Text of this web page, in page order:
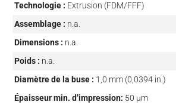
Technologie : Extrusion (FDM/FFF)
Assemblage : n.a.
Dimensions : n.a.
Poids : n.a.
Diamètre de la buse : 1,0 mm (0,0394 in.)
Épaisseur min. d’impression: 50 µm